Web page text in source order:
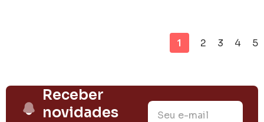
1 2 3 4 5
Receber
novidades